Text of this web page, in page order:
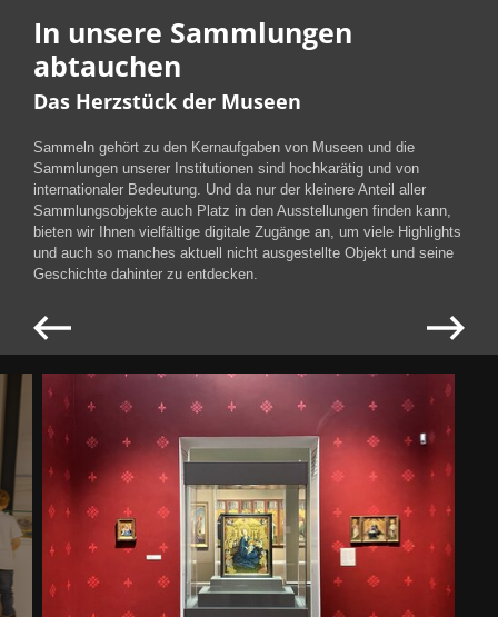
In unsere Sammlungen
abtauchen
Das Herzstück der Museen
Sammeln gehört zu den Kernaufgaben von Museen und die
Sammlungen unserer Institutionen sind hochkarätig und von
internationaler Bedeutung. Und da nur der kleinere Anteil aller
Sammlungsobjekte auch Platz in den Ausstellungen finden kann,
bieten wir Ihnen vielfältige digitale Zugänge an, um viele Highlights
und auch so manches aktuell nicht ausgestellte Objekt und seine
Geschichte dahinter zu entdecken.